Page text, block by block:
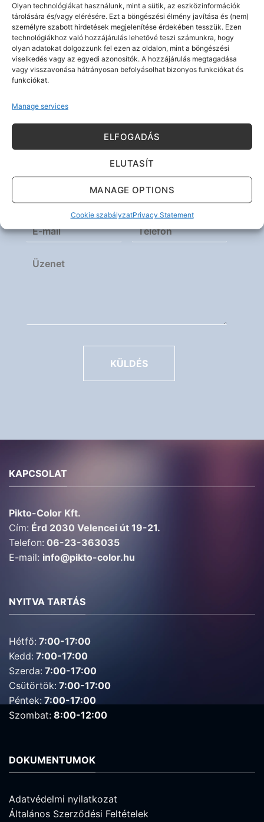
Olyan technológiákat használunk, mint a sütik, az eszközinformációk
tárolására és/vagy elérésére. Ezt a böngészési élmény javítása és (nem)
személyre szabott hirdetések megjelenítése érdekében tesszük. Ezen
technológiákhoz való hozzájárulás lehetővé teszi számunkra, hogy
olyan adatokat dolgozzunk fel ezen az oldalon, mint a böngészési
viselkedés vagy az egyedi azonosítók. A hozzájárulás megtagadása
vagy visszavonása hátrányosan befolyásolhat bizonyos funkciókat és
funkciókat.
Manage services
ELFOGADÁS
ELUTASÍT
MANAGE OPTIONS
Cookie szabályzatPrivacy Statement
I AGREE
Kérdése van? Írjon nekünk!
KÜLDÉS
KAPCSOLAT
Pikto-Color Kft.
Cím: Érd 2030 Velencei út 19-21.
Telefon: 06-23-363035
E-mail: info@pikto-color.hu
NYITVA TARTÁS
Hétfő: 7:00-17:00
Kedd: 7:00-17:00
Szerda: 7:00-17:00
Csütörtök: 7:00-17:00
Péntek: 7:00-17:00
Szombat: 8:00-12:00
DOKUMENTUMOK
Adatvédelmi nyilatkozat
Általános Szerződési Feltételek